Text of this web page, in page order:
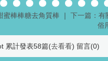
蜜棒棒糖去角質棒 ｜ 下一篇：有
俗
累計發表58篇(去看看) 留言(0)